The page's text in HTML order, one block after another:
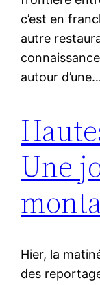
c’est en
autre
autour
Une
Hier, la
des